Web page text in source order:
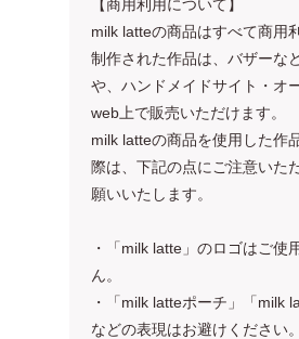
【商用利用について】
milk latteの商品はすべて商用
制作された作品は、バザーな
や、ハンドメイドサイト・オ
web上で販売いただけます。
milk latteの商品を使用した作
際は、下記の点にご注意いた
願いいたします。
・「milk latte」のロゴはご使
ん。
・「milk latteポーチ」「milk
などの表現はお避けください